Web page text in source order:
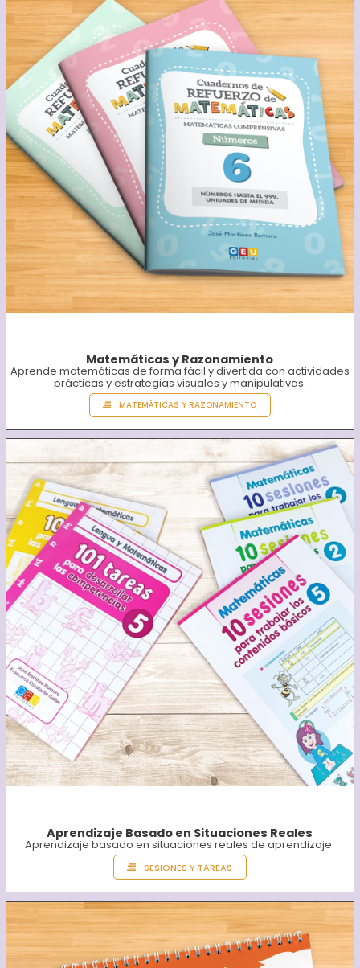
Matemáticas y Razonamiento
Aprende matemáticas de forma fácil y divertida con actividades
prácticas y estrategias visuales y manipulativas.
MATEMÁTICAS Y RAZONAMIENTO
Aprendizaje Basado en Situaciones Reales
Aprendizaje basado en situaciones reales de aprendizaje.
SESIONES Y TAREAS